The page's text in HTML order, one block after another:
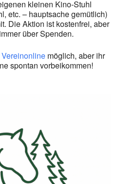
kleinen Kino-Stuhl
etc. – hauptsache gemütlich)
Die Aktion ist kostenfrei, aber
über Spenden.
Vereinonline möglich, aber ihr
spontan vorbeikommen!